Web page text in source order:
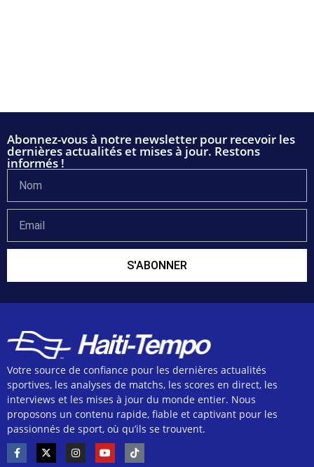
Abonnez-vous à notre newsletter pour recevoir les
dernières actualités et mises à jour. Restons
informés !
S'ABONNER
Votre source de confiance pour les dernières actualités
sportives, les analyses de matchs, les scores en direct, les
interviews et les mises à jour du monde entier. Nous
proposons un contenu rapide, fiable et captivant pour les
passionnés de sport, où qu’ils se trouvent.